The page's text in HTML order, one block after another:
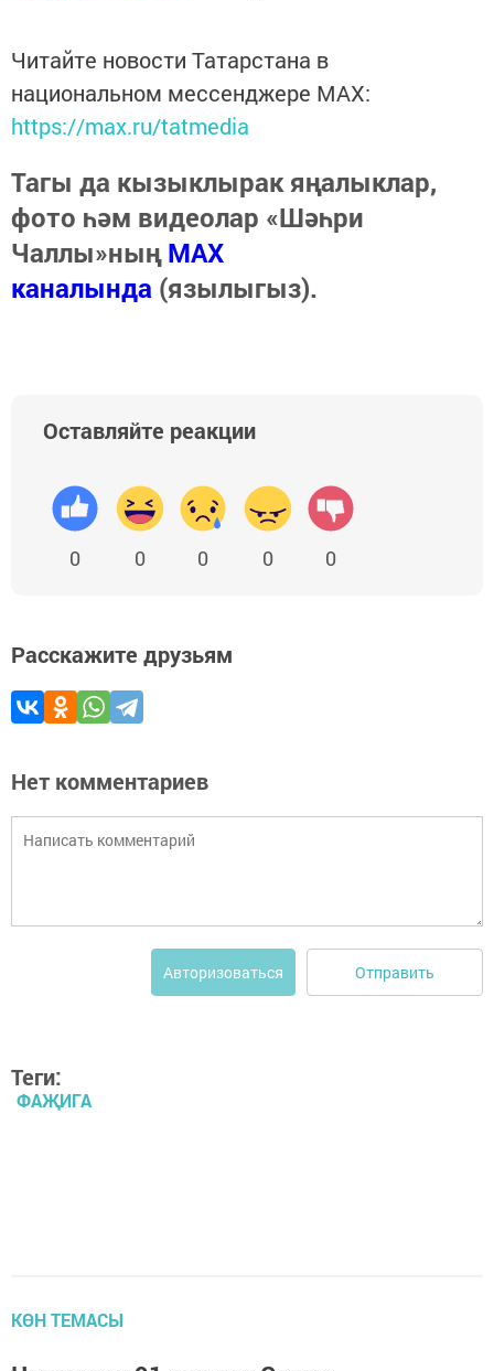
Читайте новости Татарстана в
национальном мессенджере MАХ:
https://max.ru/tatmedia
Тагы да кызыклырак яңалыклар,
фото һәм видеолар «Шәһри
Чаллы»ныңMAX
каналында (язылыгыз).
Оставляйте реакции
0 0 0 0 0
Расскажите друзьям
Нет комментариев
Авторизоваться Отправить
Теги:
ФАҖИГА
КӨН ТЕМАСЫ